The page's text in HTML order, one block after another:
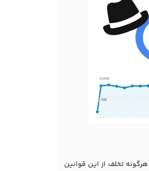
تخلف از این قوانین